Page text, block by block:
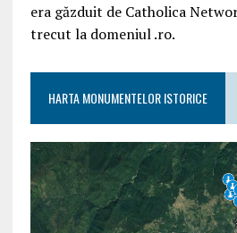
era găzduit de Catholica
trecut la domeniul .ro.
HARTA MONUMENTELOR ISTORICE